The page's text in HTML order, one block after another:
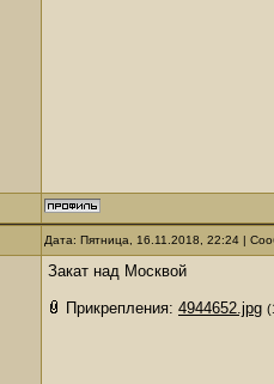
Дата: Пятница, 16.11.2018, 22:24 |
Закат над Москвой
Прикрепления: 4944652.jpg